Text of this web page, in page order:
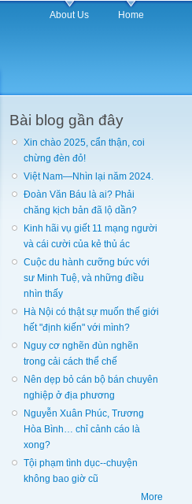
About Us Home
Bài blog gần đây
Xin chào 2025, cẩn thận, coi
chừng đèn đỏ!
Việt Nam—Nhìn lại năm 2024.
Đoàn Văn Báu là ai? Phải
chăng kịch bản đã lộ dần?
Kinh hãi vụ giết 11 mạng người
và cái cười của kẻ thủ ác
Cuộc du hành cưỡng bức với
sư Minh Tuệ, và những điều
nhìn thấy
Hà Nội có thật sự muốn thế giới
hết "định kiến" với mình?
Nguy cơ nghẽn đùn nghẽn
trong cải cách thể chế
Nên dẹp bỏ cán bộ bán chuyên
nghiệp ở địa phương
Nguyễn Xuân Phúc, Trương
Hòa Bình… chỉ cảnh cáo là
xong?
Tội phạm tình dục--chuyện
không bao giờ cũ
More